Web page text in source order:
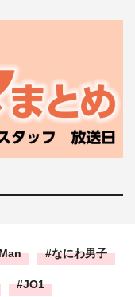
ねる ほか
『姉フレンド』連
）、島本講太（ジェ
）
なにわ男子
JO1